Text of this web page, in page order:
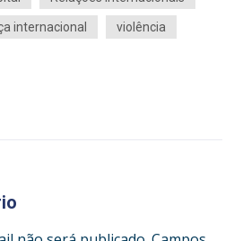
internacional violência